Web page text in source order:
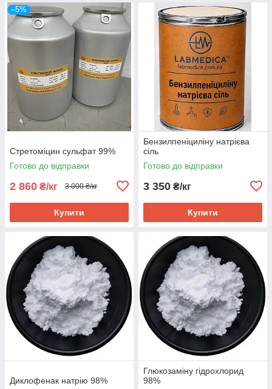
–5%
Стретоміцин сульфат 99%
Готово до відправки
2 860 ₴/кг 3 000 ₴/кг
Купити
Бензилпеніциліну натрієва
сіль
Готово до відправки
3 350 ₴/кг
Купити
Диклофенак натрію 98%
Глюкозаміну гідрохлорид
98%